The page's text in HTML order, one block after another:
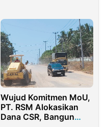
Wujud Komitmen MoU,
PT. RSM Alokasikan
Dana CSR, Bangun